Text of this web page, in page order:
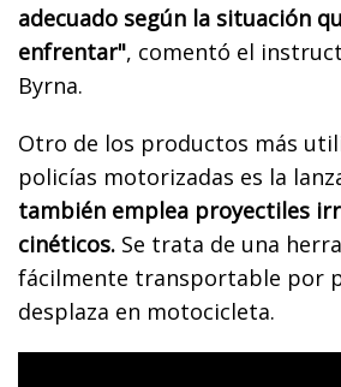
adecuado según la situación
enfrentar", comentó el
Byrna.
Otro de los productos más
policías motorizadas es la
también emplea proyectiles
cinéticos. Se trata de una
fácilmente transportable por
desplaza en motocicleta.